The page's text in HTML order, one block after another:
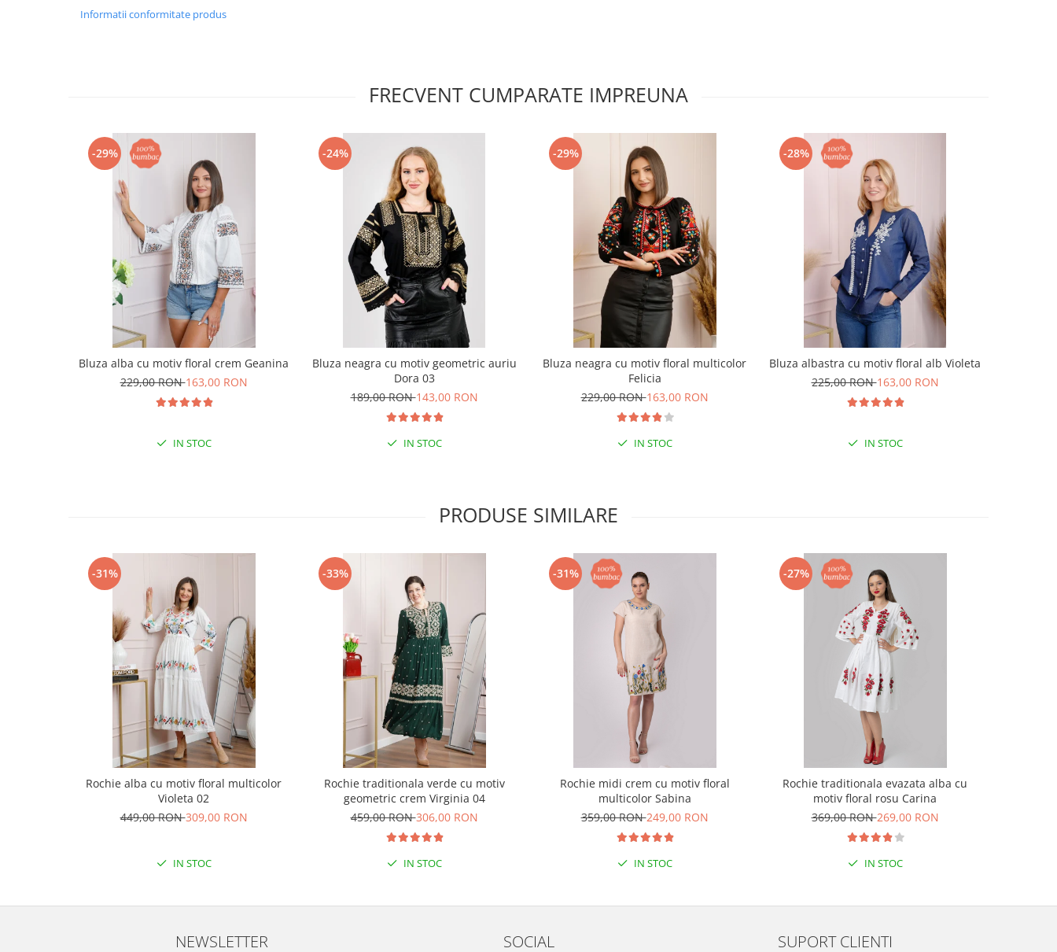
Informatii conformitate produs
FRECVENT CUMPARATE IMPREUNA
-29%
Bluza alba cu motiv floral crem Geanina
229,00 RON163,00 RON
IN STOC
-24%
Bluza neagra cu motiv geometric auriu
Dora 03
189,00 RON143,00 RON
IN STOC
-29%
Bluza neagra cu motiv floral multicolor
Felicia
229,00 RON163,00 RON
IN STOC
-28%
Bluza albastra cu motiv floral alb Violeta
225,00 RON163,00 RON
IN STOC
PRODUSE SIMILARE
-31%
Rochie alba cu motiv floral multicolor
Violeta 02
449,00 RON309,00 RON
IN STOC
-33%
Rochie traditionala verde cu motiv
geometric crem Virginia 04
459,00 RON306,00 RON
IN STOC
-31%
Rochie midi crem cu motiv floral
multicolor Sabina
359,00 RON249,00 RON
IN STOC
-27%
Rochie traditionala evazata alba cu
motiv floral rosu Carina
369,00 RON269,00 RON
IN STOC
NEWSLETTER SOCIAL SUPORT CLIENTI